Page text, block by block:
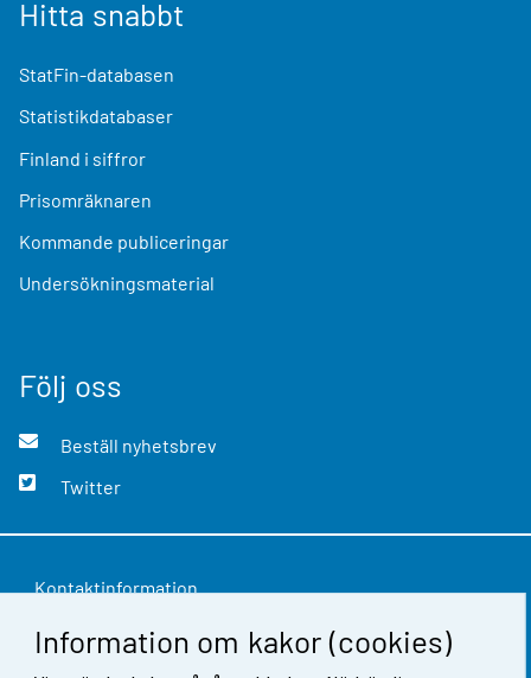
Information om kakor (cookies)
Hitta snabbt
StatFin-databasen
Statistikdatabaser
Finland i siffror
Prisomräknaren
Kommande publiceringar
Undersökningsmaterial
Följ oss
Beställ nyhetsbrev
Twitter
Kontaktinformation
Respons